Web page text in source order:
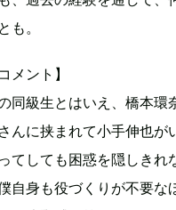
も。
メント】
同級生とはいえ、橋本環
んに挟まれて小手伸也が
てしても困惑を隠しきれ
自身も役づくりが不要な